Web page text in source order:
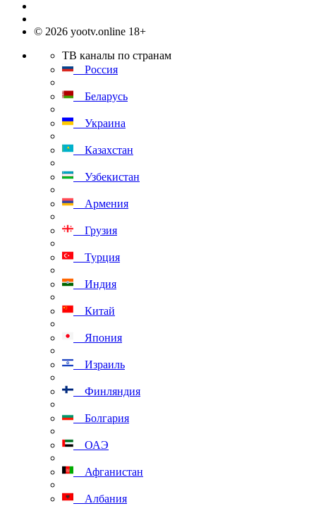
© 2026 yootv.online 18+
ТВ каналы по странам
Россия
Беларусь
Украина
Казахстан
Узбекистан
Армения
Грузия
Турция
Индия
Китай
Япония
Израиль
Финляндия
Болгария
ОАЭ
Афганистан
Албания